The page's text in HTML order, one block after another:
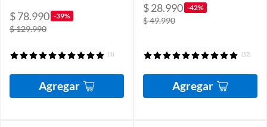
$ 78.990 -39%
$ 129.990
(1)
Agregar
$ 28.990 -42%
$ 49.990
(12)
Agregar